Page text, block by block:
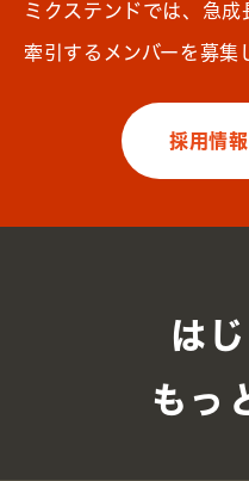
ミクステンドでは、急
牽引するメンバーを募集
採用情
は
もっ